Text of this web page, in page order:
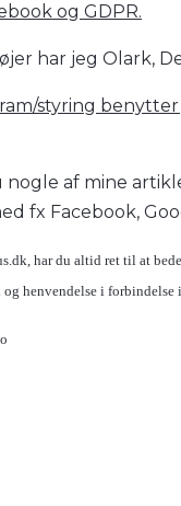
og GDPR.
har jeg Olark,
styring
af mine
fx Facebook,
har du altid ret til at
henvendelse i forbindelse